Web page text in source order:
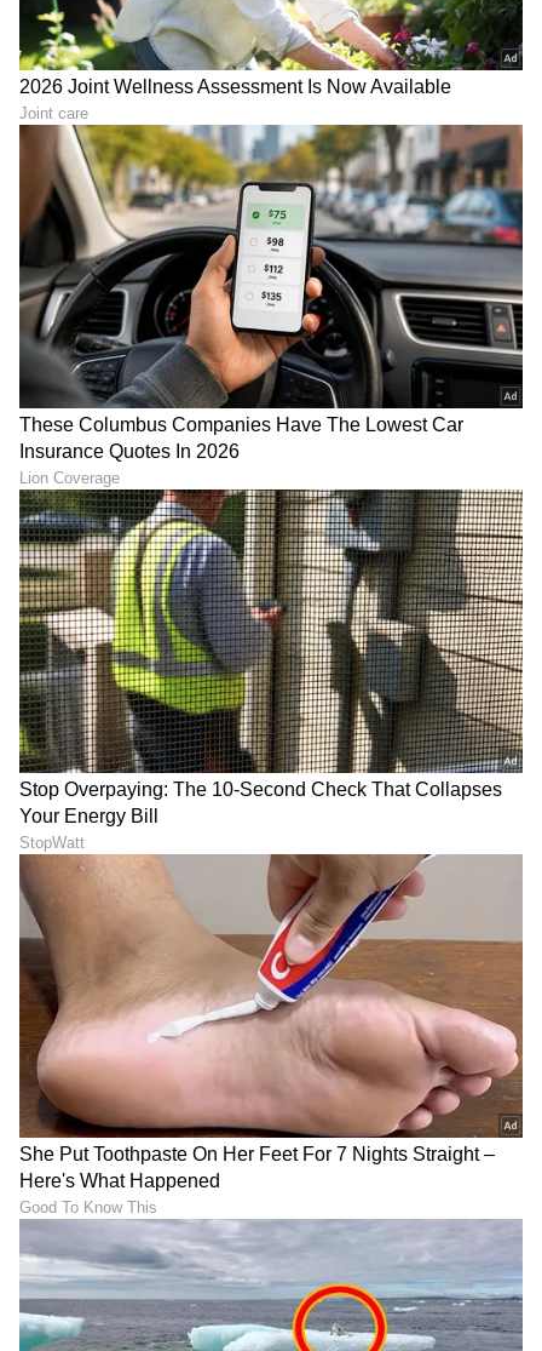
6
Image Credit : X
ಅಂತಿಮ ನಿರ್ಧಾರಕ್ಕಾಗಿ ಅಧ್ಯಕ್ಷ ಮತ್ತು ಕಾರ್ಯದರ್ಶಿಗೆ
ಜವಾಬ್ದಾರಿ
ಈ ಪ್ರಸ್ತಾವಿತ ನಿವೃತ್ತಿ ನೀತಿಯ ಕುರಿತು ಬಿಸಿಸಿಐ ಸಭೆಯಲ್ಲಿ
ಪ್ರಾಥಮಿಕ ಒಪ್ಪಿಗೆಯನ್ನು ಸೂಚಿಸಲಾಗಿದೆಯಾದರೂ, ಇದರ
ಸಾಧಕ-ಬಾಧಕಗಳ ಬಗ್ಗೆ ಅಂತಿಮ ತೀರ್ಮಾನ
ಕೈಗೊಳ್ಳಬೇಕಿದೆ. ಈ ಹೊಸ ನಿಯಮದ ಎಲ್ಲಾ ಕಾನೂನು
ಆಯಾಮಗಳನ್ನು (Legal Aspects) ಕೂಲಂಕಷವಾಗಿ
ಪರಿಶೀಲಿಸಿ, ಅಂತಿಮ ಮೊಹರು ಒತ್ತುವ ಸಂಪೂರ್ಣ
ಜವಾಬ್ದಾರಿಯನ್ನು ಬಿಸಿಸಿಐ ಅಧ್ಯಕ್ಷರು (President) ಮತ್ತು
ಕಾರ್ಯದರ್ಶಿಗಳಿಗೆ (Secretary) ವಹಿಸಿಕೊಡಲಾಗಿದೆ.
LATEST VIDEOS
ಕ್ರಿಕೆಟ್ ಮತ್ತು ಕ್ರೀಡಾ ಜಗತ್ತಿನ (Sports News in
Kannada) ಕ್ಷಣಕ್ಷಣದ ಕನ್ನಡ ಸುದ್ದಿ ಅಪ್ಡೇಟ್‌ಗಳಿಗಾಗಿ
ಏಷ್ಯಾನೆಟ್ ಸುವರ್ಣ ನ್ಯೂಸ್‌ ಫಾಲೋ ಮಾಡಿ.IPL
Liveಸೇರಿದಂತೆ ಟೀಂ ಇಂಡಿಯಾದ ಬ್ರೇಕಿಂಗ್ ಸುದ್ದಿ
( Cricket News in Kannada), ವಿಶೇಷ ವರದಿಗಳು
ಮತ್ತು ನೇರ ಪ್ರಸಾರಗಳೊಂದಿಗೆ ಸಂಪೂರ್ಣ ಮಾಹಿತಿ
ನಿಮ್ಮ ಒಂದೇ ಕ್ಲಿಕ್‌ನಲ್ಲಿ ಲಭ್ಯ. ಏಷ್ಯಾನೆಟ್ ಸುವರ್ಣ
ನ್ಯೂಸ್ ಅಧಿಕೃತ ಆ್ಯಪ್ ಡೌನ್‌ಲೋಡ್ ಮಾಡಿ ಹಾಗೂ
ಎಲ್ಲಾ ಅಪ್‌ಡೇಟ್ ಗಳನ್ನು ಪಡೆಯಿರಿ.
ABOUT THE AUTHOR
SN Santosh Naik